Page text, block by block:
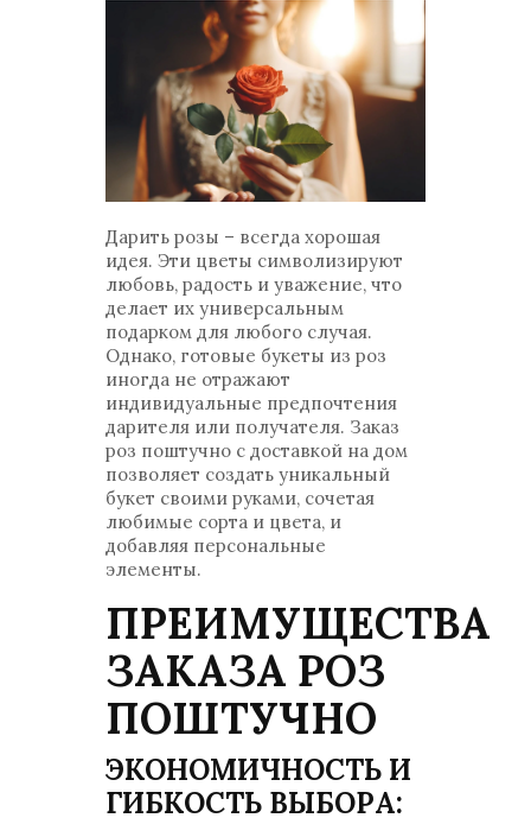
Мнения и публикации
Дарить розы – всегда хорошая
идея. Эти цветы символизируют
любовь, радость и уважение, что
делает их универсальным
подарком для любого случая.
Однако, готовые букеты из роз
иногда не отражают
индивидуальные предпочтения
дарителя или получателя. Заказ
роз поштучно с доставкой на дом
позволяет создать уникальный
букет своими руками, сочетая
любимые сорта и цвета, и
добавляя персональные
элементы.
ПРЕИМУЩЕСТВА
ЗАКАЗА РОЗ
ПОШТУЧНО
ЭКОНОМИЧНОСТЬ И
ГИБКОСТЬ ВЫБОРА: